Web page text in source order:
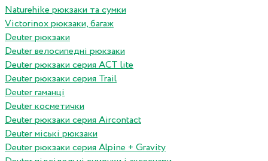
Naturehike рюкзаки та сумки
Victorinox рюкзаки, багаж
Deuter рюкзаки
Deuter велосипедні рюкзаки
Deuter рюкзаки серия ACT lite
Deuter рюкзаки серия Trail
Deuter гаманці
Deuter косметички
Deuter рюкзаки серия Aircontact
Deuter міські рюкзаки
Deuter рюкзаки серия Alpine + Gravity